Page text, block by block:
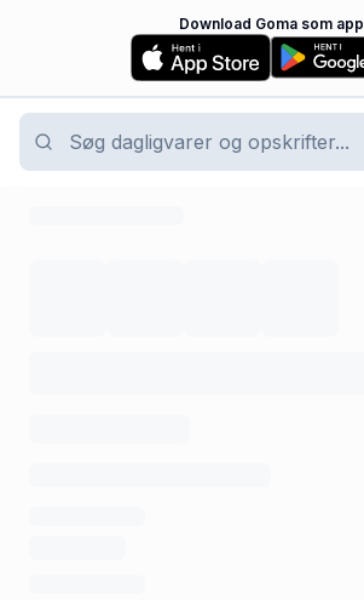
Download Goma som app